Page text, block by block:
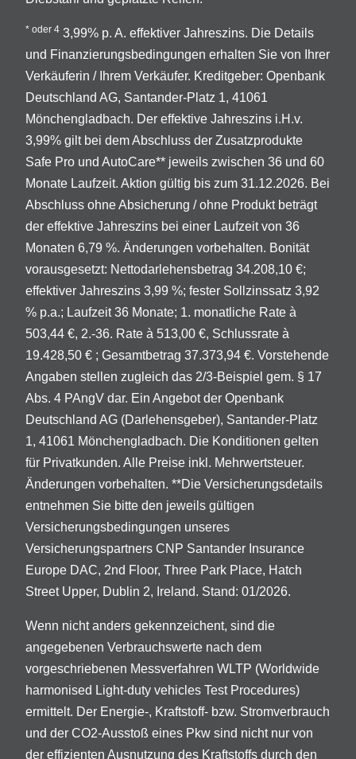
* oder 4 3,99% p. A. effektiver Jahreszins. Die Details
und Finanzierungsbedingungen erhalten Sie von Ihrer
Verkäuferin / Ihrem Verkäufer. Kreditgeber: Openbank
Deutschland AG, Santander-Platz 1, 41061
Mönchengladbach. Der effektive Jahreszins i.H.v.
3,99% gilt bei dem Abschluss der Zusatzprodukte
Safe Pro und AutoCare** jeweils zwischen 36 und 60
Monate Laufzeit. Aktion gültig bis zum 31.12.2026. Bei
Abschluss ohne Absicherung / ohne Produkt beträgt
der effektive Jahreszins bei einer Laufzeit von 36
Monaten 6,79 %. Änderungen vorbehalten. Bonität
vorausgesetzt: Nettodarlehensbetrag 34.208,10 €;
effektiver Jahreszins 3,99 %; fester Sollzinssatz 3,92
% p.a.; Laufzeit 36 Monate; 1. monatliche Rate à
503,44 €, 2.-36. Rate à 513,00 €, Schlussrate à
19.428,50 € ; Gesamtbetrag 37.373,94 €. Vorstehende
Angaben stellen zugleich das 2/3-Beispiel gem. § 17
Abs. 4 PAngV dar. Ein Angebot der Openbank
Deutschland AG (Darlehensgeber), Santander-Platz
1, 41061 Mönchengladbach. Die Konditionen gelten
für Privatkunden. Alle Preise inkl. Mehrwertsteuer.
Änderungen vorbehalten. **Die Versicherungsdetails
entnehmen Sie bitte den jeweils gültigen
Versicherungsbedingungen unseres
Versicherungspartners CNP Santander Insurance
Europe DAC, 2nd Floor, Three Park Place, Hatch
Street Upper, Dublin 2, Ireland. Stand: 01/2026.
Wenn nicht anders gekennzeichent, sind die
angegebenen Verbrauchswerte nach dem
vorgeschriebenen Messverfahren WLTP (Worldwide
harmonised Light-duty vehicles Test Procedures)
ermittelt. Der Energie-, Kraftstoff- bzw. Stromverbrauch
und der CO2-Ausstoß eines Pkw sind nicht nur von
der effizienten Ausnutzung des Kraftstoffs durch den